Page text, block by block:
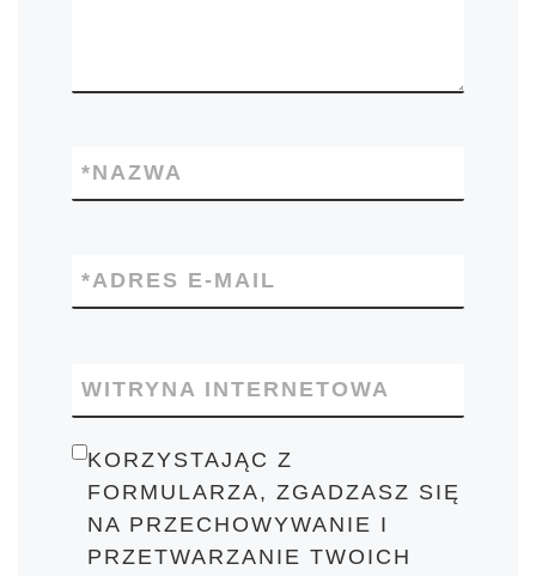
NAZWA
*
ADRES E-MAIL
*
WITRYNA INTERNETOWA
KORZYSTAJĄC Z
FORMULARZA, ZGADZASZ SIĘ
NA PRZECHOWYWANIE I
PRZETWARZANIE TWOICH